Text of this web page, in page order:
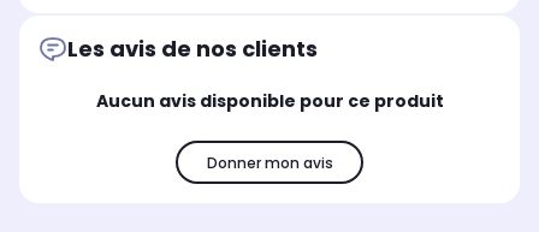
Samsung Galaxy A37
Transparent
HONOR 200
Noir
Les avis de nos clients
Aucun avis disponible pour ce produit
Donner mon avis